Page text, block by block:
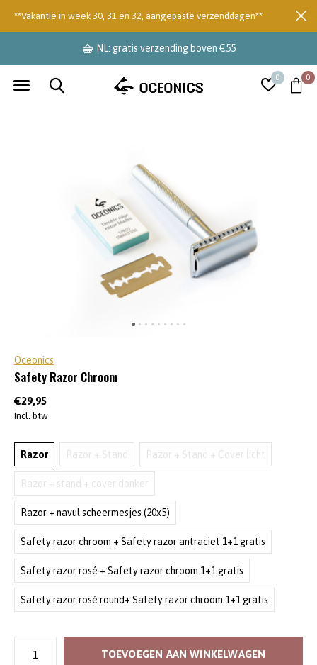
0 0
NL: gratis verzending boven €55
**Vakantie in week 30, 31 en 32, aangepaste verzenddagen**
Oceonics
Safety Razor Chroom
€29,95
Incl. btw
Razor Razor + Stand Razor + Stand + Cover licht
Razor + stand + cover donker
Razor + navul scheermesjes (20x5)
Safety razor chroom + Safety razor antraciet 1+1 gratis
Safety razor rosé + Safety razor chroom 1+1 gratis
Safety razor rosé round+ Safety razor chroom 1+1 gratis
TOEVOEGEN AAN WINKELWAGEN